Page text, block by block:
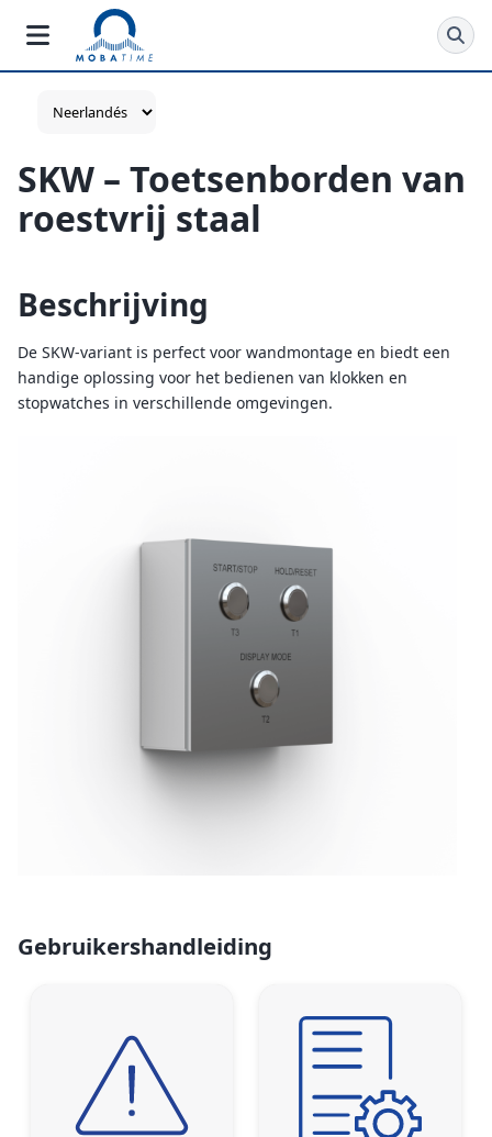
SKW – Toetsenborden van
roestvrij staal
Beschrijving
De SKW-variant is perfect voor wandmontage en biedt een
handige oplossing voor het bedienen van klokken en
stopwatches in verschillende omgevingen.
Gebruikershandleiding